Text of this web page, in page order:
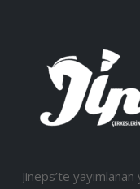
Jineps’te